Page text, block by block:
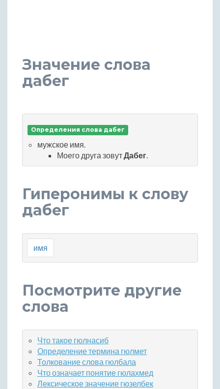
Значение слова
дабег
Определения слова дабег
мужское имя.
Моего друга зовутДабег.
Гиперонимы к слову
дабег
имя
Посмотрите другие
слова
Что такое гюлнасиб
Определение термина гюлмет
Толкование слова гюлбала
Что означает понятие гюлахмед
Лексическое значение гюзелбек